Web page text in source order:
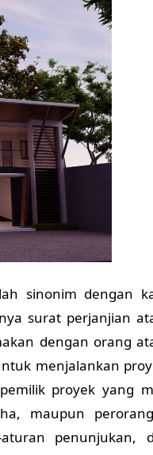
sinonim dengan
surat perjanjian
dengan orang
menjalankan
proyek yang
maupun
penunjukan,